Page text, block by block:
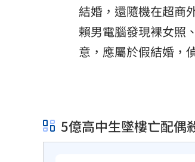
結婚，還隨機在超商
賴男電腦發現裸女照
意，應屬於假結婚，
5億高中生墜樓亡配偶